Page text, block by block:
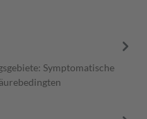
Symptomatische